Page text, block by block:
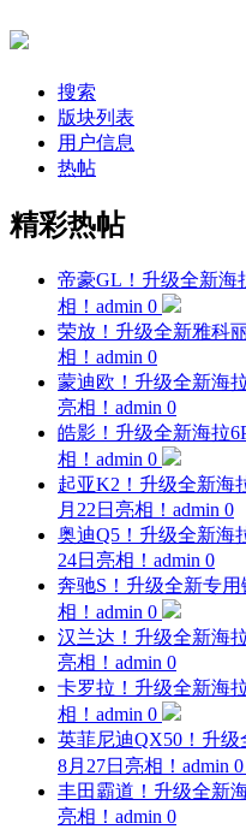
搜索
版块列表
用户信息
热帖
精彩热帖
帝豪GL！升级全新海
相！ admin 0
荣放！升级全新雅科
相！ admin 0
蒙迪欧！升级全新海
亮相！ admin 0
皓影！升级全新海拉
相！ admin 0
起亚K2！升级全新海
月22日亮相！ admin 0
奥迪Q5！升级全新海
24日亮相！ admin 0
奔驰S！升级全新专
相！ admin 0
汉兰达！升级全新海
亮相！ admin 0
卡罗拉！升级全新海
相！ admin 0
英菲尼迪QX50！升级
8月27日亮相！ admin 0
丰田霸道！升级全新
亮相！ admin 0